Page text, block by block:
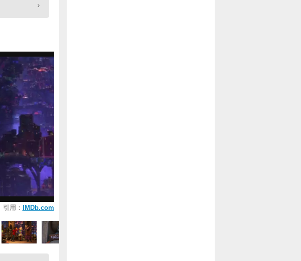
引用： IMDb.com